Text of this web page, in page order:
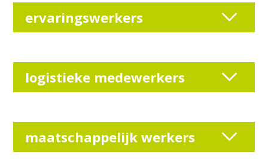
ervaringswerkers
logistieke medewerkers
maatschappelijk werkers